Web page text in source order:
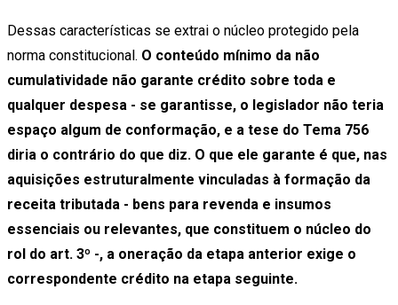
Dessas características se extrai o núcleo protegido pela
norma constitucional. O conteúdo mínimo da não
cumulatividade não garante crédito sobre toda e
qualquer despesa - se garantisse, o legislador não teria
espaço algum de conformação, e a tese do Tema 756
diria o contrário do que diz. O que ele garante é que, nas
aquisições estruturalmente vinculadas à formação da
receita tributada - bens para revenda e insumos
essenciais ou relevantes, que constituem o núcleo do
rol do art. 3º -, a oneração da etapa anterior exige o
correspondente crédito na etapa seguinte.